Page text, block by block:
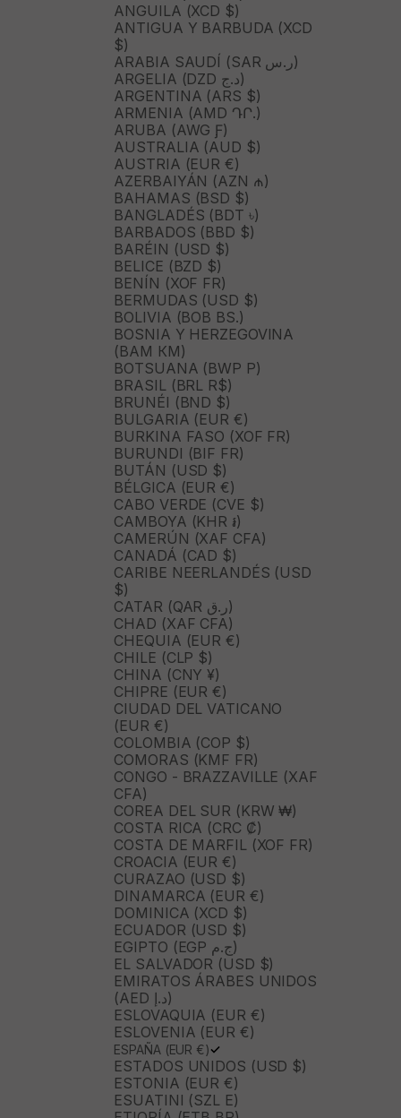
ANGUILA (XCD $)
ANTIGUA Y BARBUDA (XCD
$)
ARABIA SAUDÍ (SAR ر.س)
ARGELIA (DZD د.ج)
ARGENTINA (ARS $)
ARMENIA (AMD ԴՐ.)
ARUBA (AWG Ƒ)
AUSTRALIA (AUD $)
AUSTRIA (EUR €)
AZERBAIYÁN (AZN ₼)
BAHAMAS (BSD $)
BANGLADÉS (BDT ৳)
BARBADOS (BBD $)
BARÉIN (USD $)
BELICE (BZD $)
BENÍN (XOF FR)
BERMUDAS (USD $)
BOLIVIA (BOB BS.)
BOSNIA Y HERZEGOVINA
(BAM КМ)
BOTSUANA (BWP P)
BRASIL (BRL R$)
BRUNÉI (BND $)
BULGARIA (EUR €)
BURKINA FASO (XOF FR)
BURUNDI (BIF FR)
BUTÁN (USD $)
BÉLGICA (EUR €)
CABO VERDE (CVE $)
CAMBOYA (KHR ៛)
CAMERÚN (XAF CFA)
CANADÁ (CAD $)
CARIBE NEERLANDÉS (USD
$)
CATAR (QAR ر.ق)
CHAD (XAF CFA)
CHEQUIA (EUR €)
CHILE (CLP $)
CHINA (CNY ¥)
CHIPRE (EUR €)
CIUDAD DEL VATICANO
(EUR €)
COLOMBIA (COP $)
COMORAS (KMF FR)
CONGO - BRAZZAVILLE (XAF
CFA)
COREA DEL SUR (KRW ₩)
COSTA RICA (CRC ₡)
COSTA DE MARFIL (XOF FR)
CROACIA (EUR €)
CURAZAO (USD $)
DINAMARCA (EUR €)
DOMINICA (XCD $)
ECUADOR (USD $)
EGIPTO (EGP ج.م)
EL SALVADOR (USD $)
EMIRATOS ÁRABES UNIDOS
(AED د.إ)
ESLOVAQUIA (EUR €)
ESLOVENIA (EUR €)
ESPAÑA (EUR €)
ESTADOS UNIDOS (USD $)
ESTONIA (EUR €)
ESUATINI (SZL E)